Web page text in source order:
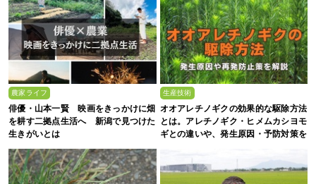
農家ライフ
俳優・山本一賢 映画をきっかけに畑
を耕す二拠点生活へ 新潟で見つけた
生きがいとは
生産技術
オオアレチノギクの効果的な駆除方法
とは。アレチノギク・ヒメムカシヨモ
ギとの違いや、発生原因・予防対策を